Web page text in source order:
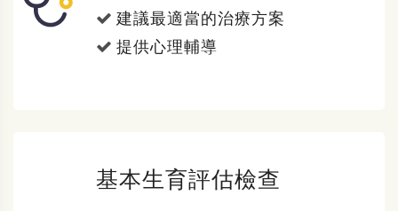
建議最適當的治療方案
提供心理輔導
基本生育評估檢查